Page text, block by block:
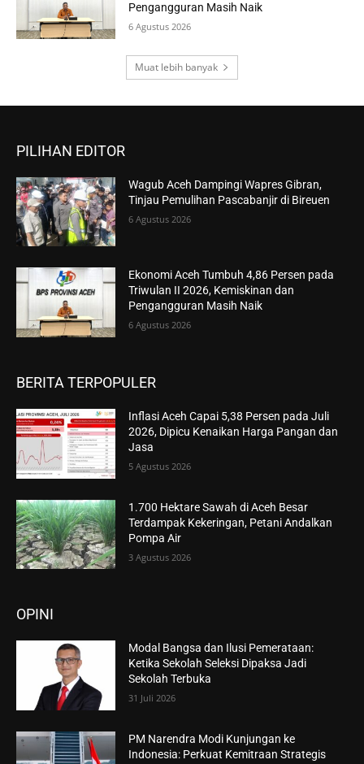
Pengangguran Masih Naik
6 Agustus 2026
Muat lebih banyak
PILIHAN EDITOR
Wagub Aceh Dampingi Wapres Gibran,
Tinjau Pemulihan Pascabanjir di Bireuen
6 Agustus 2026
Ekonomi Aceh Tumbuh 4,86 Persen pada
Triwulan II 2026, Kemiskinan dan
Pengangguran Masih Naik
6 Agustus 2026
BERITA TERPOPULER
Inflasi Aceh Capai 5,38 Persen pada Juli
2026, Dipicu Kenaikan Harga Pangan dan
Jasa
5 Agustus 2026
1.700 Hektare Sawah di Aceh Besar
Terdampak Kekeringan, Petani Andalkan
Pompa Air
3 Agustus 2026
OPINI
Modal Bangsa dan Ilusi Pemerataan:
Ketika Sekolah Seleksi Dipaksa Jadi
Sekolah Terbuka
31 Juli 2026
PM Narendra Modi Kunjungan ke
Indonesia: Perkuat Kemitraan Strategis